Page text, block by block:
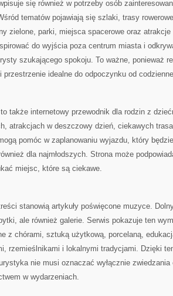
się również w potrzeby osób
tematów pojawiają się szlaki, trasy
zielone, parki, miejsca spacerowe oraz
do wyjścia poza centrum miasta i
szukającego spokoju. To ważne, ponieważ
przestrzenie idealne do odpoczynku od
to także internetowy przewodnik dla rodzin z
atrakcjach w deszczowy dzień, ciekawych
pomóc w zaplanowaniu wyjazdu, który
dla najmłodszych. Strona może
miejsc, które są ciekawe.
stanowią artykuły poświęcone muzyce.
ale również galerie. Serwis pokazuje ten
z chórami, sztuką użytkową, porcelaną,
rzemieślnikami i lokalnymi tradycjami. Dzięki
nie musi oznaczać wyłącznie
w wydarzeniach.